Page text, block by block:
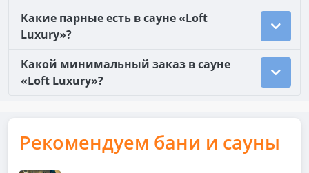
Какие парные есть в сауне «Loft
Luxury»?
Какой минимальный заказ в сауне
«Loft Luxury»?
Рекомендуем бани и сауны